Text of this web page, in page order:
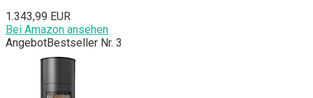
1.343,99 EUR
Bei Amazon ansehen
AngebotBestseller Nr. 3